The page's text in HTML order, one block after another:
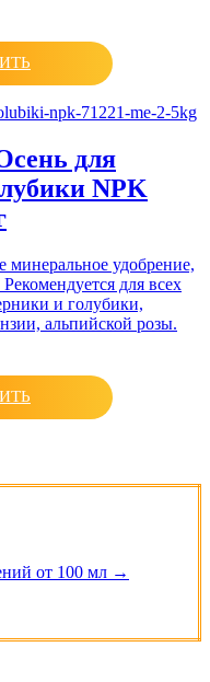
для
NPK
минеральное удобрение,
для всех
и голубики,
альпийской розы.
от 100 мл →